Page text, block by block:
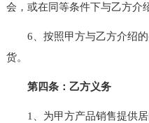
会，或在同等条件下与乙方介
6、按照甲方与乙方介绍的
货。
第四条：乙方义务
1、为甲方产品销售提供居